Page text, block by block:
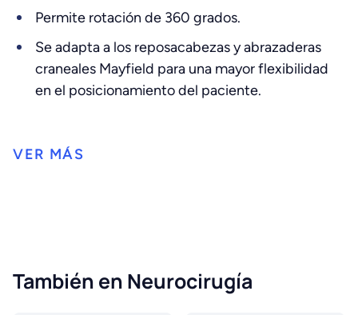
Permite rotación de 360 grados.
Se adapta a los reposacabezas y abrazaderas
craneales Mayfield para una mayor flexibilidad
en el posicionamiento del paciente.
También en Neurocirugía